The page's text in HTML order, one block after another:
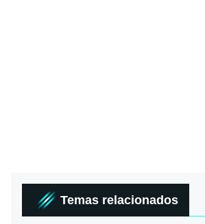
Temas relacionados